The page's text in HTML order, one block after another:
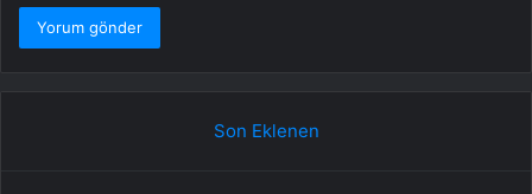
Son Eklenen